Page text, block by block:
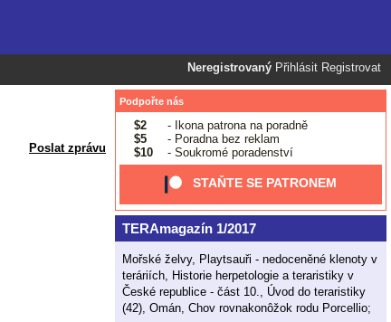
Neregistrovaný Přihlásit Registrovat
Poslat zprávu
Podpořte nás
$2
- Ikona patrona na poradně
$5
- Poradna bez reklam
$10
- Soukromé poradenství
STAŇTE SE PATRONEM
TERAmagazín 1/2017
Mořské želvy, Playtsauři - nedoceněné klenoty v
teráriích, Historie herpetologie a teraristiky v
České republice - část 10., Úvod do teraristiky
(42), Omán, Chov rovnakonôžok rodu Porcellio;